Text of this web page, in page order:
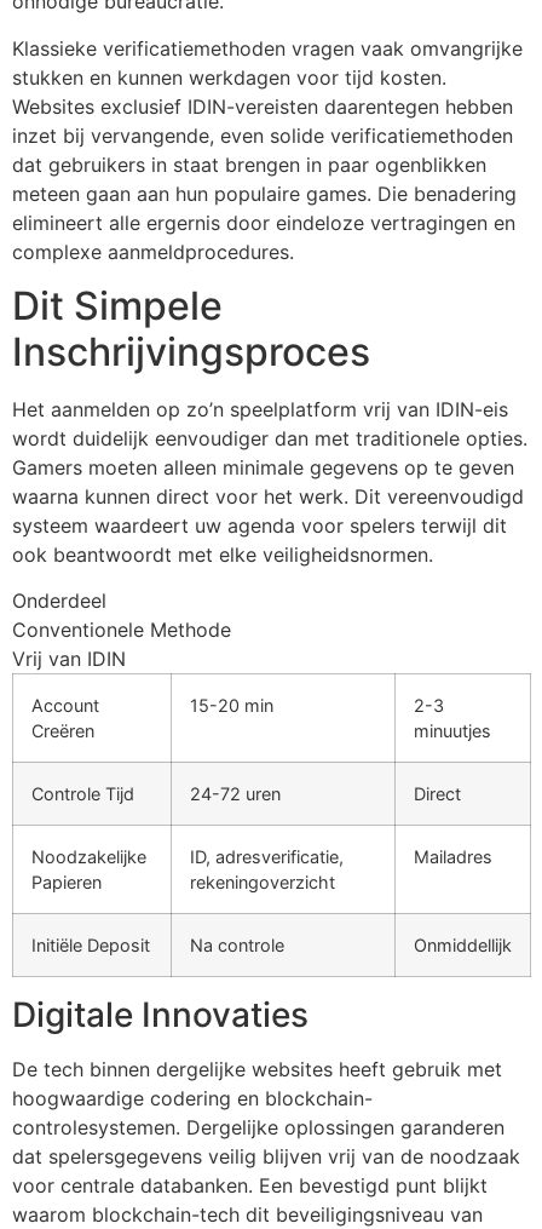
Klassieke verificatiemethoden vragen vaak omvangrijke
stukken en kunnen werkdagen voor tijd kosten.
Websites exclusief IDIN-vereisten daarentegen hebben
inzet bij vervangende, even solide verificatiemethoden
dat gebruikers in staat brengen in paar ogenblikken
meteen gaan aan hun populaire games. Die benadering
elimineert alle ergernis door eindeloze vertragingen en
complexe aanmeldprocedures.
Dit Simpele
Inschrijvingsproces
Het aanmelden op zo’n speelplatform vrij van IDIN-eis
wordt duidelijk eenvoudiger dan met traditionele opties.
Gamers moeten alleen minimale gegevens op te geven
waarna kunnen direct voor het werk. Dit vereenvoudigd
systeem waardeert uw agenda voor spelers terwijl dit
ook beantwoordt met elke veiligheidsnormen.
Onderdeel
Conventionele Methode
Vrij van IDIN
Account
Creëren
15-20 min
2-3
minuutjes
Controle Tijd 24-72 uren Direct
Noodzakelijke
Papieren
ID, adresverificatie,
rekeningoverzicht
Mailadres
Initiële Deposit Na controle Onmiddellijk
Digitale Innovaties
De tech binnen dergelijke websites heeft gebruik met
hoogwaardige codering en blockchain-
controlesystemen. Dergelijke oplossingen garanderen
dat spelersgegevens veilig blijven vrij van de noodzaak
voor centrale databanken. Een bevestigd punt blijkt
waarom blockchain-tech dit beveiligingsniveau van